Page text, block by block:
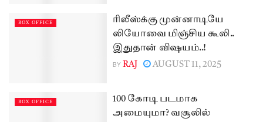
BOX OFFICE
ரிலீஸ்க்கு முன்னாடியே
லியோவை மிஞ்சிய கூலி..
இதுதான் விஷயம்..!
BY RAJ AUGUST 11, 2025
BOX OFFICE
100 கோடி படமாக
அமையுமா? வசூலில்